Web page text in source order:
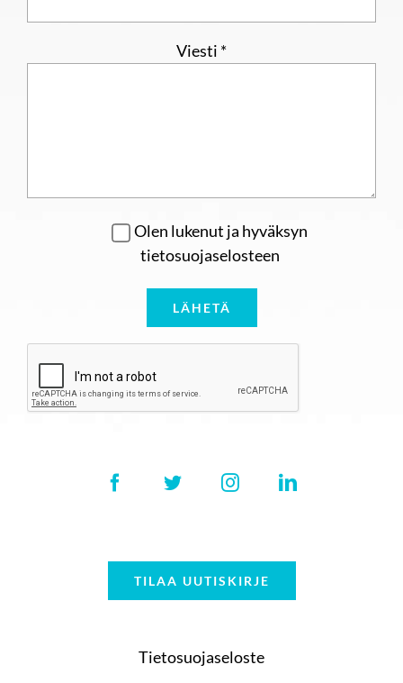
Viesti *
Olen lukenut ja hyväksyn
tietosuojaselosteen
TILAA UUTISKIRJE
Tietosuojaseloste